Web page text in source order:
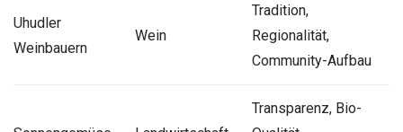
Uhudler
Weinbauern
Wein
Tradition,
Regionalität,
Community-Aufbau
Transparenz, Bio-